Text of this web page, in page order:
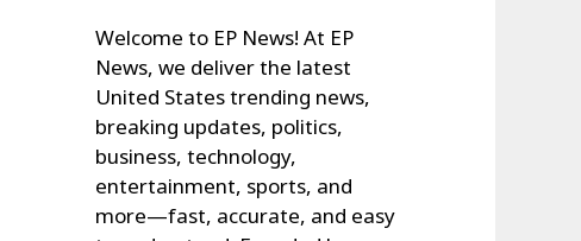
Welcome to EP News! At EP
News, we deliver the latest
United States trending news,
breaking updates, politics,
business, technology,
entertainment, sports, and
more—fast, accurate, and easy